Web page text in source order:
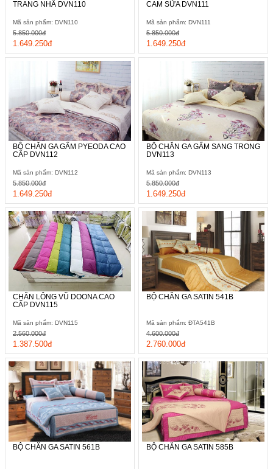
TRANG NHÃ DVN110
Mã sản phẩm: DVN110
1.649.250đ
5.850.000đ
CAM SỮA DVN111
Mã sản phẩm: DVN111
1.649.250đ
5.850.000đ
BỘ CHĂN GA GẤM PYEODA CAO
CẤP DVN112
Mã sản phẩm: DVN112
1.649.250đ
5.850.000đ
BỘ CHĂN GA GẤM SANG TRONG
DVN113
Mã sản phẩm: DVN113
1.649.250đ
5.850.000đ
CHĂN LÔNG VŨ DOONA CAO
CẤP DVN115
Mã sản phẩm: DVN115
1.387.500đ
2.560.000đ
BỘ CHĂN GA SATIN 541B
Mã sản phẩm: ĐTA541B
2.760.000đ
4.600.000đ
BỘ CHĂN GA SATIN 561B BỘ CHĂN GA SATIN 585B